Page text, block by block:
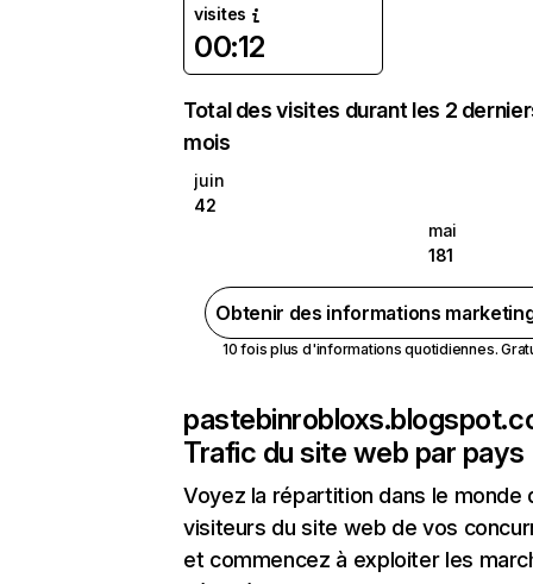
visites
00:12
Total des visites durant les 2
mois
juin
42
mai
181
Obtenir des informations
10 fois plus d'informations quotidiennes.
Trafic du site web par pays
Voyez la répartition dans le monde
visiteurs du site web de vos
et commencez à exploiter les